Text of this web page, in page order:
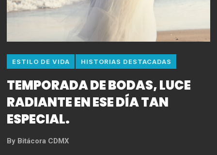
ESTILO DE VIDA HISTORIAS DESTACADAS
TEMPORADA DE BODAS, LUCE
RADIANTE EN ESE DÍA TAN
ESPECIAL.
By Bitácora CDMX